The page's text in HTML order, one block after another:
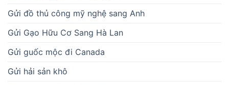
Gửi đồ thủ công mỹ nghệ sang Anh
Gửi Gạo Hữu Cơ Sang Hà Lan
Gửi guốc mộc đi Canada
Gửi hải sản khô